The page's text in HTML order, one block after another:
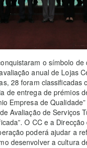
o símbolo
anual de Lojas
28 foram classificadas
de entrega de prémios
Empresa de
Avaliação de Serviços
O CC e a
poderá ajudar a
desenvolver a cultura